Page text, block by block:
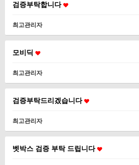
검증부탁합니다
최고관리자
모비딕
최고관리자
검증부탁드리겠습니다
최고관리자
벳박스 검증 부탁 드립니다